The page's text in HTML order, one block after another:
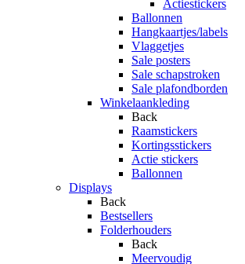
Actiestickers
Ballonnen
Hangkaartjes/labels
Vlaggetjes
Sale posters
Sale schapstroken
Sale plafondborden
Winkelaankleding
Back
Raamstickers
Kortingsstickers
Actie stickers
Ballonnen
Displays
Back
Bestsellers
Folderhouders
Back
Meervoudig